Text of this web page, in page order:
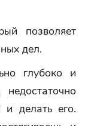
позволяет
дел.
глубоко и
и делать его.